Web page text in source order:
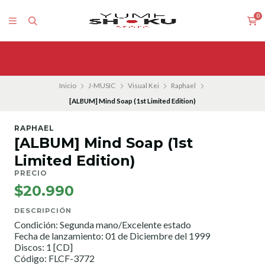
0
Inicio J-MUSIC Visual Kei
Raphael
[ALBUM] Mind Soap (1st Limited Edition)
RAPHAEL
[ALBUM] Mind Soap (1st
Limited Edition)
PRECIO
$20.990
DESCRIPCIÓN
Condición: Segunda mano/Excelente estado
Fecha de lanzamiento: 01 de Diciembre del 1999
Discos: 1 [CD]
Código: FLCF-3772